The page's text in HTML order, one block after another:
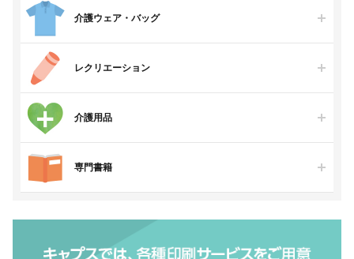
介護ウェア・バッグ
レクリエーション
介護用品
専門書籍